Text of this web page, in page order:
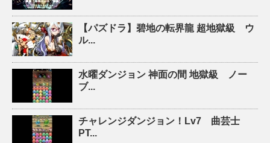
【パズドラ】碧地の転界龍 超地獄級 ウ
ル...
水曜ダンジョン 神面の間 地獄級 ノー
ブ...
チャレンジダンジョン！Lv7 曲芸士
PT...